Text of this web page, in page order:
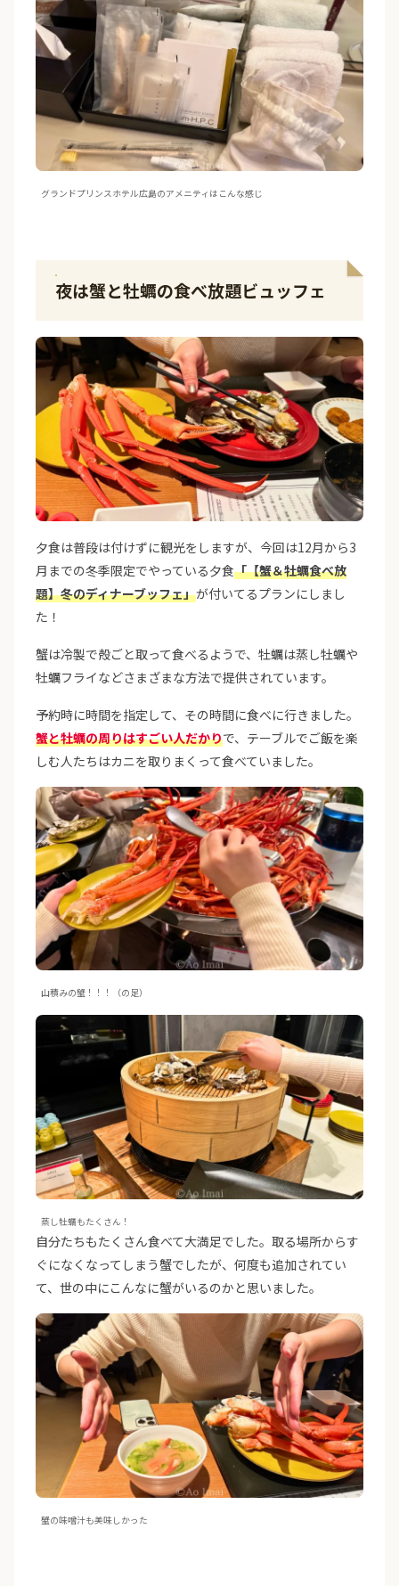
グランドプリンスホテル広島のアメニティはこんな感じ
夜は蟹と牡蠣の食べ放題ビュッフェ
夕食は普段は付けずに観光をしますが、今回は12月から3
月までの冬季限定でやっている夕食「【蟹＆牡蠣食べ放
題】冬のディナーブッフェ」が付いてるプランにしまし
た！
蟹は冷製で殻ごと取って食べるようで、牡蠣は蒸し牡蠣や
牡蠣フライなどさまざまな方法で提供されています。
予約時に時間を指定して、その時間に食べに行きました。
蟹と牡蠣の周りはすごい人だかりで、テーブルでご飯を楽
しむ人たちはカニを取りまくって食べていました。
山積みの蟹！！！（の足）
蒸し牡蠣もたくさん！
自分たちもたくさん食べて大満足でした。取る場所からす
ぐになくなってしまう蟹でしたが、何度も追加されてい
て、世の中にこんなに蟹がいるのかと思いました。
蟹の味噌汁も美味しかった